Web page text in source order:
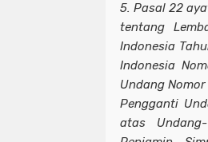
5. Pasal 22
tentang
Indonesia
Indonesia
Undang
Pengganti
atas